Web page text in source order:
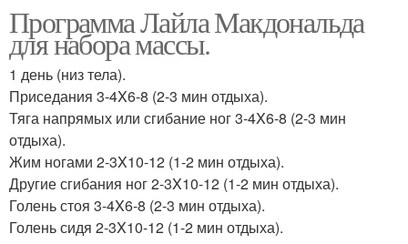
Программа Лайла Макдональда
для набора массы.
1 день (низ тела).
Приседания 3-4X6-8 (2-3 мин отдыха).
Тяга напрямых или сгибание ног 3-4X6-8 (2-3 мин
отдыха).
Жим ногами 2-3X10-12 (1-2 мин отдыха).
Другие сгибания ног 2-3X10-12 (1-2 мин отдыха).
Голень стоя 3-4X6-8 (2-3 мин отдыха).
Голень сидя 2-3X10-12 (1-2 мин отдыха).